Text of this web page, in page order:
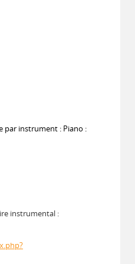
par instrument : Piano :
instrumental :